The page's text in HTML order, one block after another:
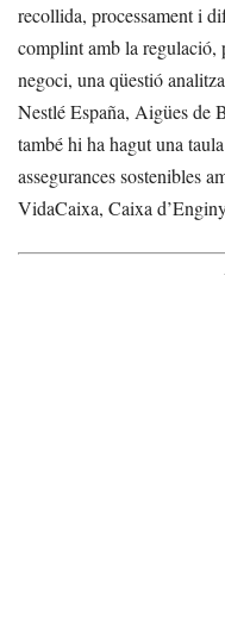
recollida, processament i
complint amb la regulació,
negoci, una qüestió
Nestlé España, Aigües de
també hi ha hagut una
assegurances sostenibles
VidaCaixa, Caixa